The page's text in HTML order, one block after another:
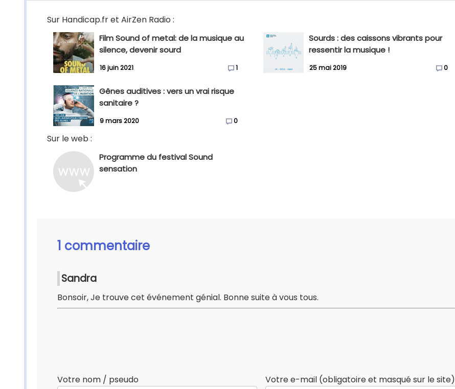
Sur Handicap.fr et AirZen Radio :
Film Sound of metal: de la musique au
silence, devenir sourd
16 juin 2021 1
Sourds : des caissons vibrants pour
ressentir la musique !
25 mai 2019 0
Gênes auditives : vers un vrai risque
sanitaire ?
9 mars 2020 0
Sur le web :
Programme du festival Sound
sensation
1 commentaire
Sandra
Bonsoir, Je trouve cet événement génial. Bonne suite à vous tous.
Votre nom / pseudo Votre e-mail (obligatoire et masqué sur le site)